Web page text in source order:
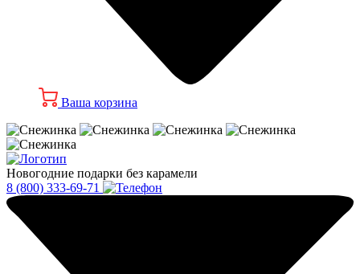
Ваша корзина
Новогодние подарки без карамели
8 (800) 333-69-71